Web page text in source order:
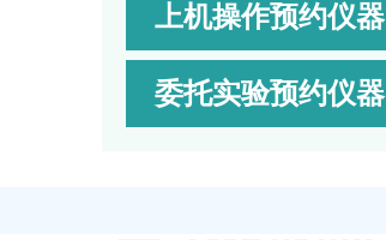
上机操作预约仪器
委托实验预约仪器